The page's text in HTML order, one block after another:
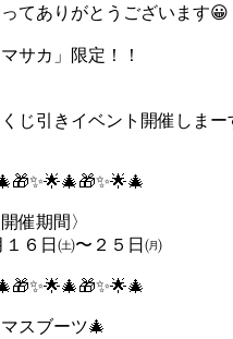
てありがとうございます😀
サカ」限定！！
くじ引きイベント開催しまー
〉
日㈯〜２５日㈪
スブーツ🎄